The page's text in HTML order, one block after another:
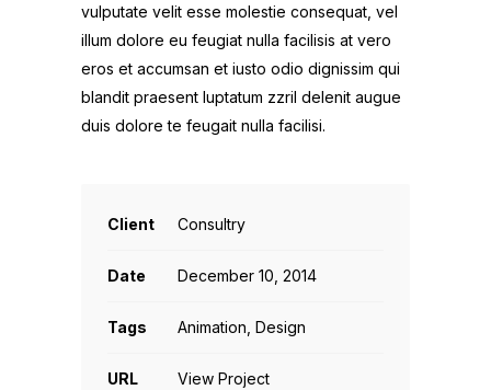
vulputate velit esse molestie consequat, vel
illum dolore eu feugiat nulla facilisis at vero
eros et accumsan et iusto odio dignissim qui
blandit praesent luptatum zzril delenit augue
duis dolore te feugait nulla facilisi.
Client Consultry
Date December 10, 2014
Tags Animation, Design
URL View Project